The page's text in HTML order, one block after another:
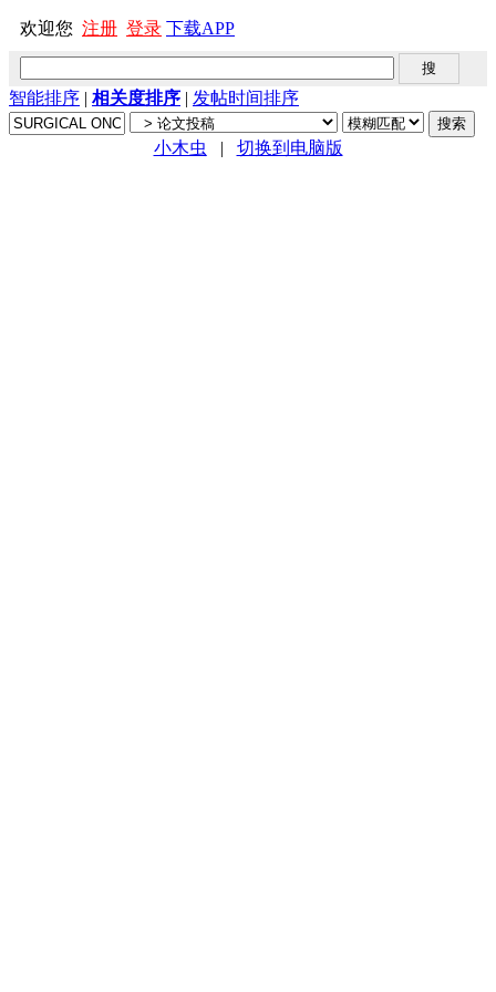
欢迎您 注册 登录 下载APP
智能排序 | 相关度排序 | 发帖时间排序
小木虫 | 切换到电脑版